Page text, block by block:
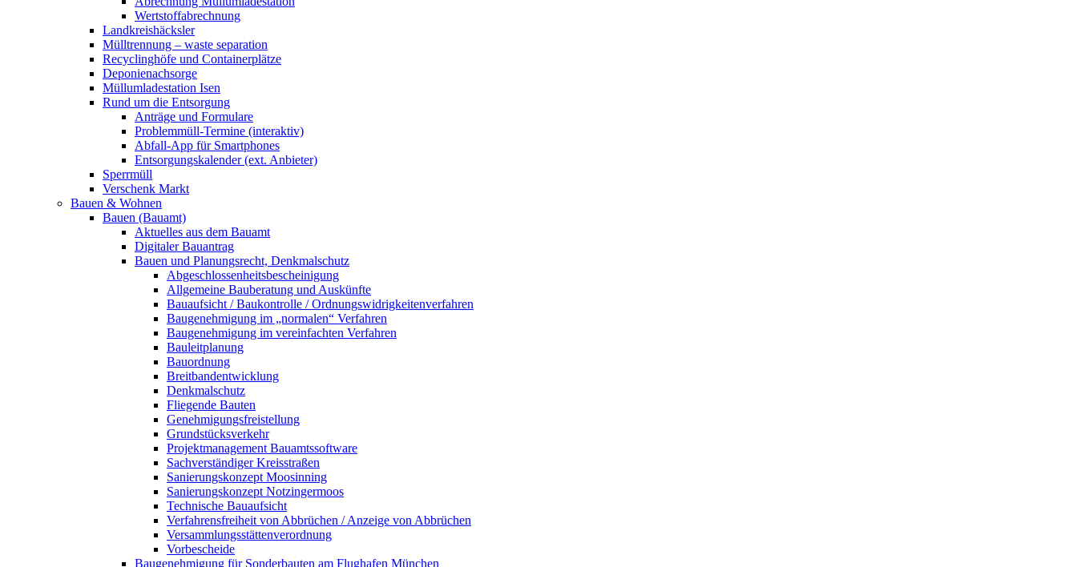
Wertstoffabrechnung
Landkreishäcksler
Mülltrennung – waste separation
Recyclinghöfe und Containerplätze
Deponienachsorge
Müllumladestation Isen
Rund um die Entsorgung
Anträge und Formulare
Problemmüll-Termine (interaktiv)
Abfall-App für Smartphones
Entsorgungskalender (ext. Anbieter)
Sperrmüll
Verschenk Markt
Bauen & Wohnen
Bauen (Bauamt)
Aktuelles aus dem Bauamt
Digitaler Bauantrag
Bauen und Planungsrecht, Denkmalschutz
Abgeschlossenheitsbescheinigung
Allgemeine Bauberatung und Auskünfte
Bauaufsicht / Baukontrolle / Ordnungswidrigkeitenverfahren
Baugenehmigung im „normalen“ Verfahren
Baugenehmigung im vereinfachten Verfahren
Bauleitplanung
Bauordnung
Breitbandentwicklung
Denkmalschutz
Fliegende Bauten
Genehmigungsfreistellung
Grundstücksverkehr
Projektmanagement Bauamtssoftware
Sachverständiger Kreisstraßen
Sanierungskonzept Moosinning
Sanierungskonzept Notzingermoos
Technische Bauaufsicht
Verfahrensfreiheit von Abbrüchen / Anzeige von Abbrüchen
Versammlungsstättenverordnung
Vorbescheide
Baugenehmigung für Sonderbauten am Flughafen München